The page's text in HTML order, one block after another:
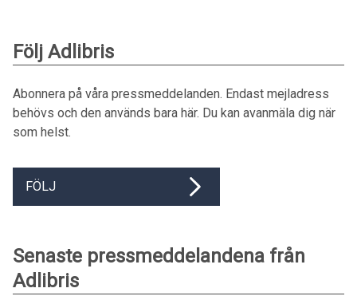
Följ Adlibris
Abonnera på våra pressmeddelanden. Endast mejladress
behövs och den används bara här. Du kan avanmäla dig när
som helst.
FÖLJ
Senaste pressmeddelandena från
Adlibris